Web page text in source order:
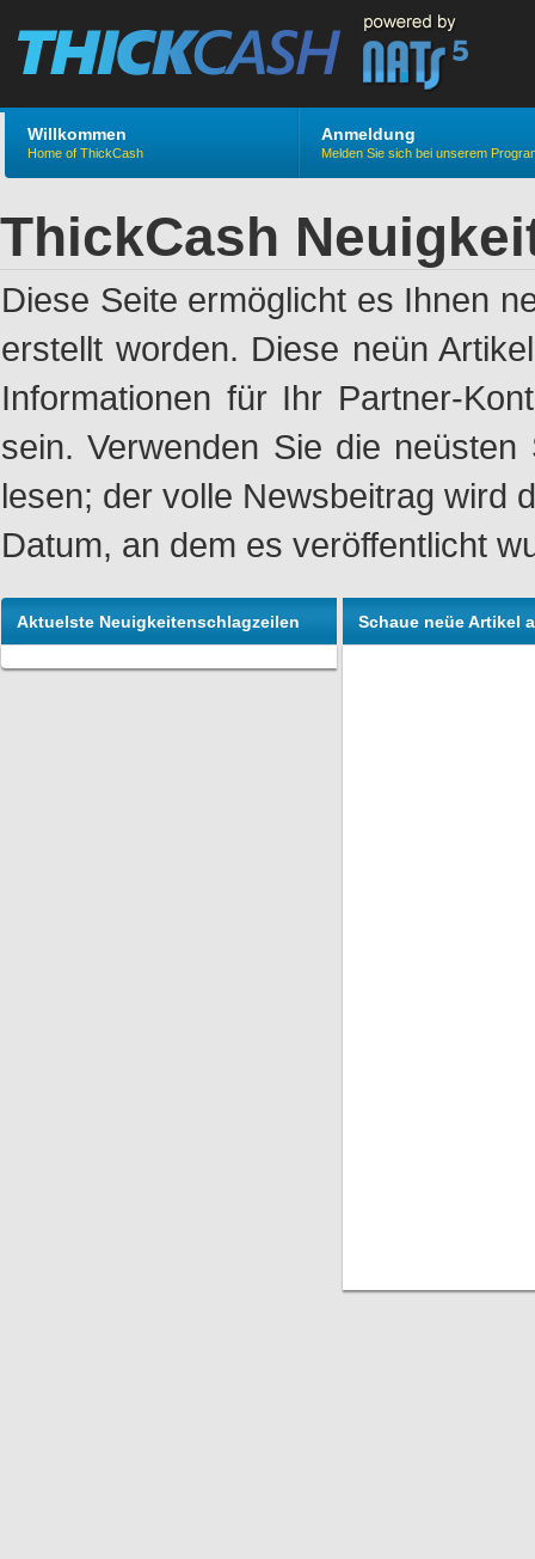
Willkommen
Home of ThickCash
Anmeldung
Melden Sie sich bei unserem
ThickCash
Diese Seite ermöglicht es Ihnen
erstellt worden. Diese neün
Informationen für Ihr Partner-
sein. Verwenden Sie die
lesen; der volle Newsbeitrag wird
Datum, an dem es veröffentlicht
Aktuelste Neuigkeitenschlagzeilen Schaue neüe Artikel